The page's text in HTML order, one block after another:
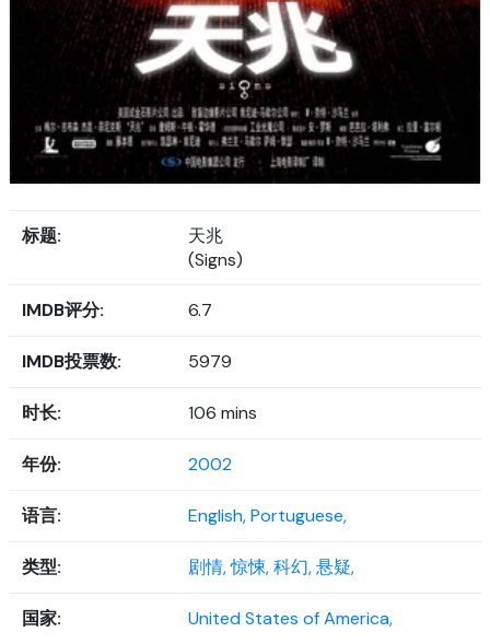
标题:
天兆
(Signs)
IMDB评分: 6.7
IMDB投票数: 5979
时长: 106 mins
年份: 2002
语言: English,Portuguese,
类型: 剧情,惊悚,科幻,悬疑,
国家: United States of America,